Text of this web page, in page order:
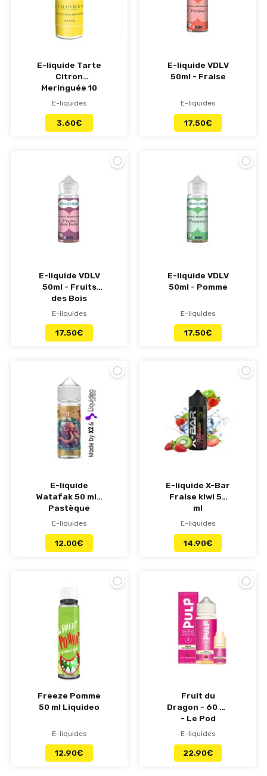
E-liquide Tarte
Citron
Meringuée 10
ml Tentation
E-liquides
3.60€
E-liquide VDLV
50ml - Fraise
E-liquides
17.50€
E-liquide VDLV
50ml - Fruits
des Bois
E-liquides
17.50€
E-liquide VDLV
50ml - Pomme
E-liquides
17.50€
E-liquide
Watafak 50 ml -
Pastèque
Passion -
E-liquides
12.00€
E-liquide X-Bar
Fraise kiwi 50
ml
E-liquides
14.90€
Freeze Pomme
50 ml Liquideo
E-liquides
12.90€
Fruit du
Dragon - 60 ml
- Le Pod
Liquide by Pulp
E-liquides
22.90€